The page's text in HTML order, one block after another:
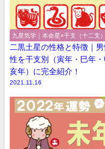
九星気学｜本命星×干支（十二支）
格や特徴
二黒土星の性格と特徴｜
性を干支別（寅年・巳年・
亥年）に完全紹介！
2021.11.16